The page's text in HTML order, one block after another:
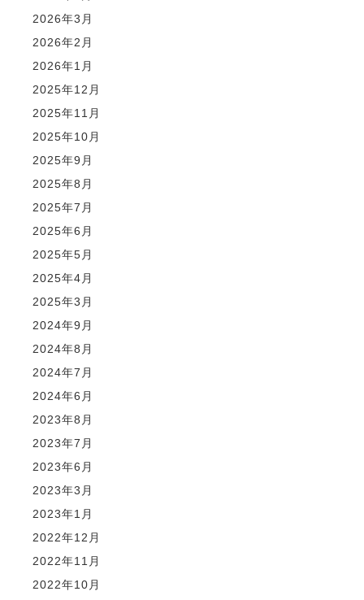
2026年3月
2026年2月
2026年1月
2025年12月
2025年11月
2025年10月
2025年9月
2025年8月
2025年7月
2025年6月
2025年5月
2025年4月
2025年3月
2024年9月
2024年8月
2024年7月
2024年6月
2023年8月
2023年7月
2023年6月
2023年3月
2023年1月
2022年12月
2022年11月
2022年10月